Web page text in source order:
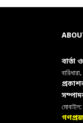
বার্তা